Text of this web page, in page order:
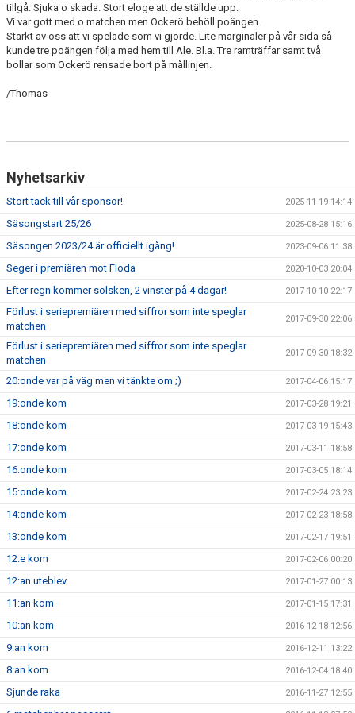
tillgå. Sjuka o skada. Stort eloge att de ställde upp.
Vi var gott med o matchen men Öckerö behöll poängen.
Starkt av oss att vi spelade som vi gjorde. Lite marginaler på vår sida så
kunde tre poängen följa med hem till Ale. Bl.a. Tre ramträffar samt två
bollar som Öckerö rensade bort på mållinjen.
/Thomas
Nyhetsarkiv
Stort tack till vår sponsor! 2025-11-19 14:14
Säsongstart 25/26 2025-08-28 15:16
Säsongen 2023/24 är officiellt igång! 2023-09-06 11:38
Seger i premiären mot Floda 2020-10-03 20:04
Efter regn kommer solsken, 2 vinster på 4 dagar! 2017-10-10 22:17
Förlust i seriepremiären med siffror som inte speglar
matchen
2017-09-30 22:06
Förlust i seriepremiären med siffror som inte speglar
matchen
2017-09-30 18:32
20:onde var på väg men vi tänkte om ;) 2017-04-06 15:17
19:onde kom 2017-03-28 19:21
18:onde kom 2017-03-19 15:43
17:onde kom 2017-03-11 18:58
16:onde kom 2017-03-05 18:14
15:onde kom. 2017-02-24 23:23
14:onde kom 2017-02-23 18:58
13:onde kom 2017-02-17 19:51
12:e kom 2017-02-06 00:20
12:an uteblev 2017-01-27 00:13
11:an kom 2017-01-15 17:31
10:an kom 2016-12-18 12:56
9:an kom 2016-12-11 13:22
8:an kom. 2016-12-04 18:40
Sjunde raka 2016-11-27 12:55